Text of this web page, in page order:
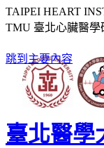
TAIPEI HEART
TMU 臺北心臟醫學
跳到主要內容
臺北醫學